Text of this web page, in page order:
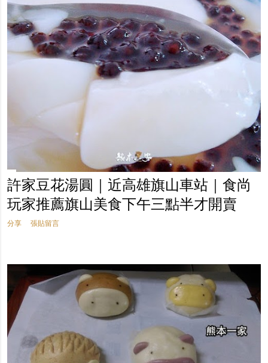
許家豆花湯圓｜近高雄旗山車站｜食尚
玩家推薦旗山美食下午三點半才開賣
分享 張貼留言